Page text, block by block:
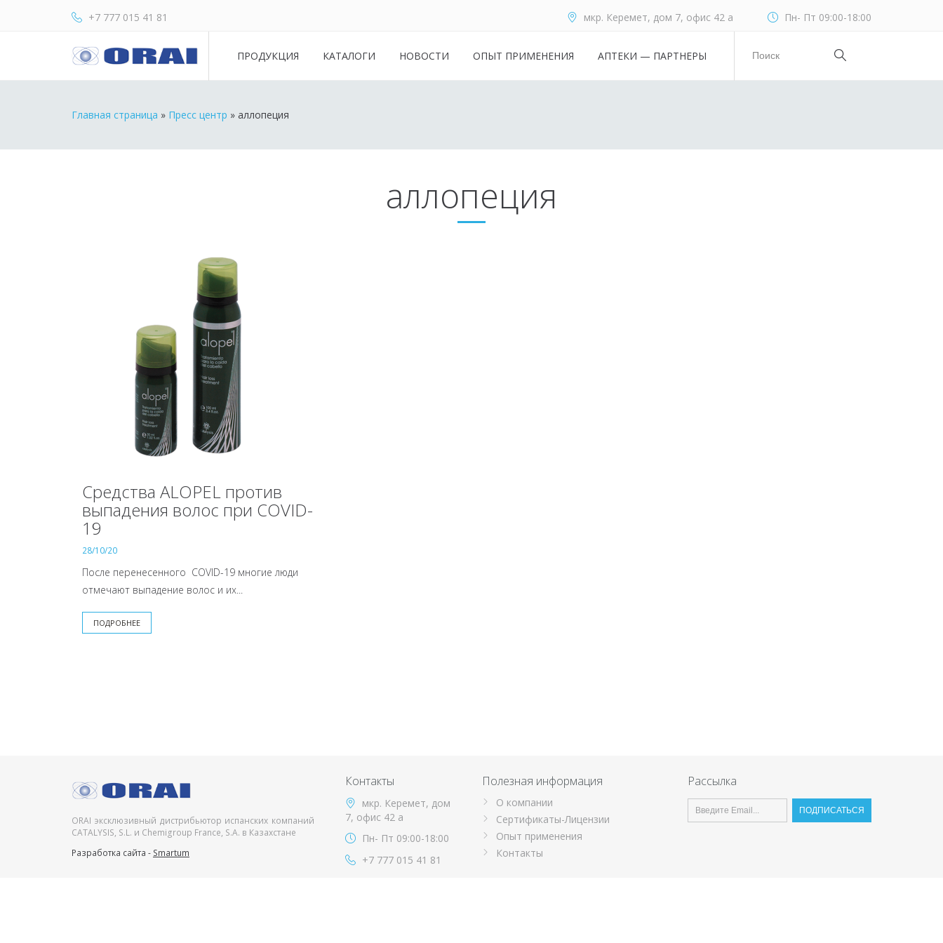
+7 777 015 41 81 мкр. Керемет, дом 7, офис 42 а Пн- Пт 09:00-18:00
ПРОДУКЦИЯ КАТАЛОГИ НОВОСТИ ОПЫТ ПРИМЕНЕНИЯ АПТЕКИ — ПАРТНЕРЫ
Главная страница » Пресс центр » аллопеция
аллопеция
Средства ALOPEL против
выпадения волос при COVID-
19
28/10/20
После перенесенного COVID-19 многие люди
отмечают выпадение волос и их...
ПОДРОБНЕЕ
ORAI эксклюзивный дистрибьютор испанских компаний
CATALYSIS, S.L. и Chemigroup France, S.A. в Казахстане
Разработка сайта - Smartum
Контакты
мкр. Керемет, дом
7, офис 42 а
Пн- Пт 09:00-18:00
+7 777 015 41 81
Полезная информация
О компании
Сертификаты-Лицензии
Опыт применения
Контакты
Рассылка